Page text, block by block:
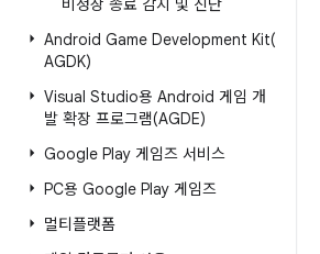
비정상 종료 감지 및 진단
Android Game Development Kit(
AGDK)
Visual Studio용 Android 게임 개
발 확장 프로그램(AGDE)
Google Play 게임즈 서비스
PC용 Google Play 게임즈
멀티플랫폼